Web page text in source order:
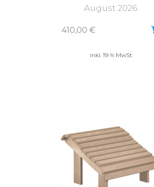
August 2026.
410,00 €
inkl. 19 % MwSt.